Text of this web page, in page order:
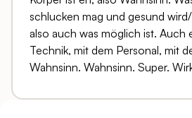
schlucken mag und gesund
also auch was möglich ist. Auch
Technik, mit dem Personal, mit
Wahnsinn. Wahnsinn. Super.